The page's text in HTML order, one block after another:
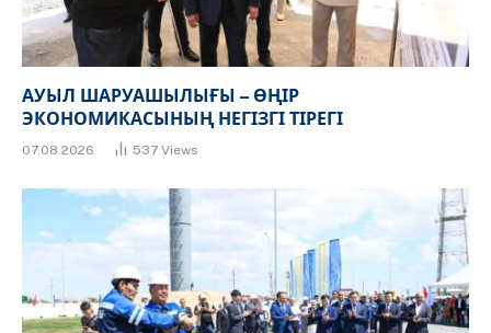
АУЫЛ ШАРУАШЫЛЫҒЫ – ӨҢІР
ЭКОНОМИКАСЫНЫҢ НЕГІЗГІ ТІРЕГІ
07.08.2026 537 Views